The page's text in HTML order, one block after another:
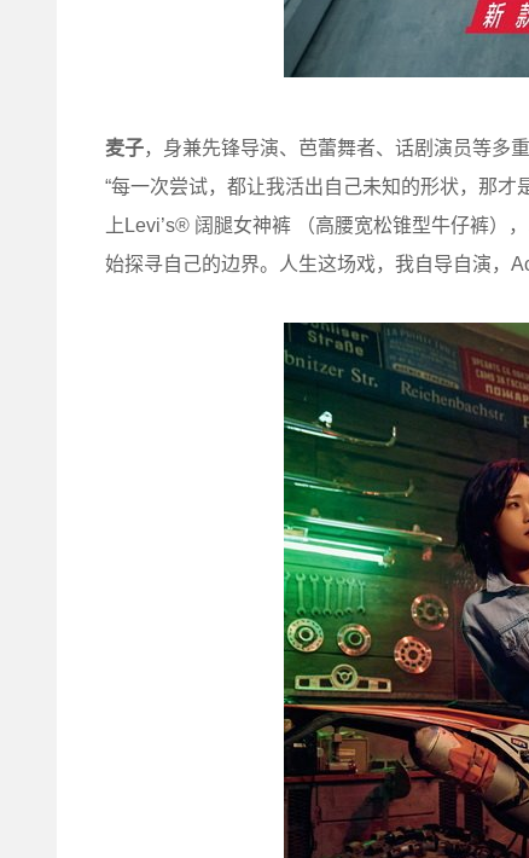
麦子，身兼先锋导演、芭蕾舞者、话剧演员等多
“每一次尝试，都让我活出自己未知的形状，那才
上Levi’s® 阔腿女神裤 （高腰宽松锥型牛仔裤）
始探寻自己的边界。人生这场戏，我自导自演，